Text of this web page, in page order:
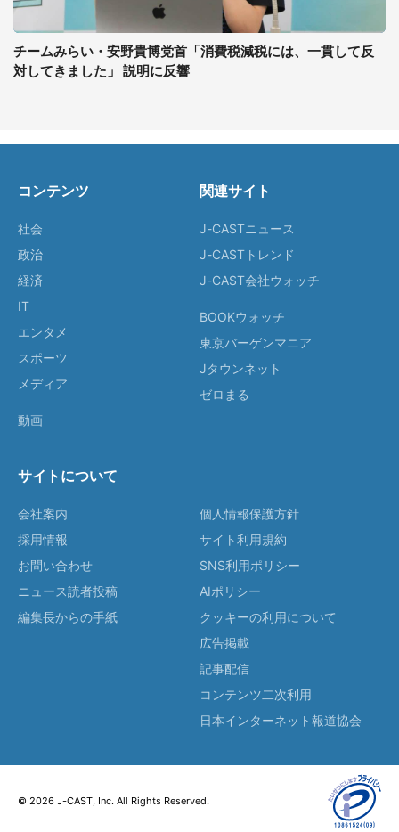
チームみらい・安野貴博党首「消費税減税には、一貫して反
対してきました」 説明に反響
コンテンツ
社会
政治
経済
IT
エンタメ
スポーツ
メディア
動画
関連サイト
J-CASTニュース
J-CASTトレンド
J-CAST会社ウォッチ
BOOKウォッチ
東京バーゲンマニア
Jタウンネット
ゼロまる
サイトについて
会社案内
採用情報
お問い合わせ
ニュース読者投稿
編集長からの手紙
個人情報保護方針
サイト利用規約
SNS利用ポリシー
AIポリシー
クッキーの利用について
広告掲載
記事配信
コンテンツ二次利用
日本インターネット報道協会
© 2026 J-CAST, Inc. All Rights Reserved.